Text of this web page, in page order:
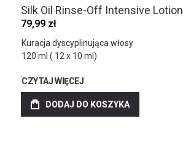
Silk Oil Rinse-Off Intensive Lotion
79,99 zł
Kuracja dyscyplinująca włosy
120 ml ( 12 x 10 ml)
CZYTAJ WIĘCEJ
DODAJ DO KOSZYKA